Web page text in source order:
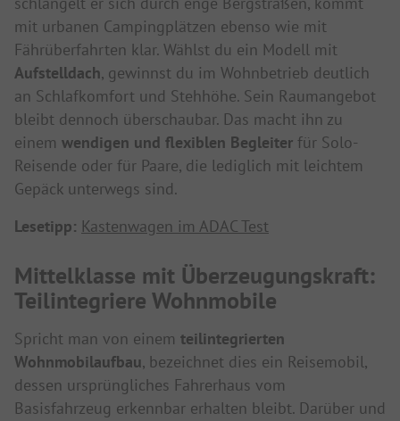
mit urbanen Campingplätzen ebenso wie mit
Fährüberfahrten klar. Wählst du ein Modell mit
Aufstelldach, gewinnst du im Wohnbetrieb deutlich
an Schlafkomfort und Stehhöhe. Sein Raumangebot
bleibt dennoch überschaubar. Das macht ihn zu
einem wendigen und flexiblen Begleiter für Solo-
Reisende oder für Paare, die lediglich mit leichtem
Gepäck unterwegs sind.
Lesetipp: Kastenwagen im ADAC Test
Mittelklasse mit Überzeugungskraft:
Teilintegriere Wohnmobile
Spricht man von einem teilintegrierten
Wohnmobilaufbau, bezeichnet dies ein Reisemobil,
dessen ursprüngliches Fahrerhaus vom
Basisfahrzeug erkennbar erhalten bleibt. Darüber und